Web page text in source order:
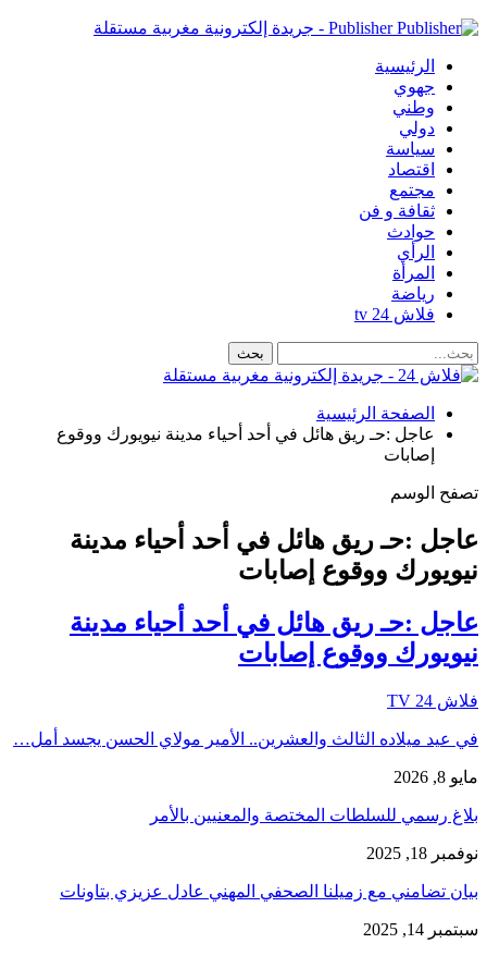
Publisher - جريدة إلكترونية مغربية مستقلة
الرئيسية
جهوي
وطني
دولي
سياسة
اقتصاد
مجتمع
ثقافة و فن
حوادث
الرأي
المرأة
رياضة
فلاش 24 tv
الصفحة الرئيسية
عاجل :حـ ريق هائل في أحد أحياء مدينة نيويورك ووقوع
إصابات
تصفح الوسم
عاجل :حـ ريق هائل في أحد أحياء مدينة
نيويورك ووقوع إصابات
عاجل :حـ ريق هائل في أحد أحياء مدينة
نيويورك ووقوع إصابات
فلاش 24 TV
في عيد ميلاده الثالث والعشرين.. الأمير مولاي الحسن يجسد أمل…
مايو 8, 2026
بلاغ رسمي للسلطات المختصة والمعنيين بالأمر
نوفمبر 18, 2025
بيان تضامني مع زميلنا الصحفي المهني عادل عزيزي بتاونات
سبتمبر 14, 2025